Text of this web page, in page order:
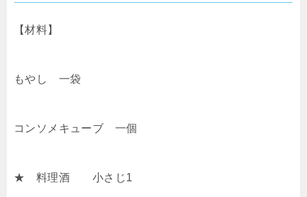
【材料】
もやし 一袋
コンソメキューブ 一個
★ 料理酒 小さじ1